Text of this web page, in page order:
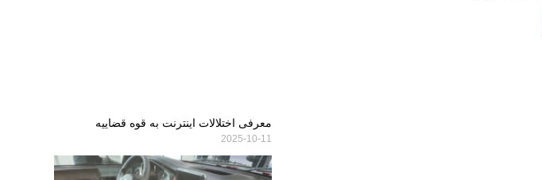
معرفی اختلالات اینترنت به قوه قضاییه
2025-10-11